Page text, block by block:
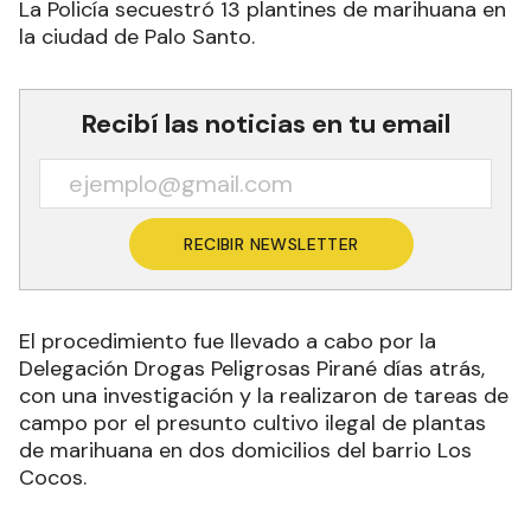
La Policía secuestró 13 plantines de marihuana en
la ciudad de Palo Santo.
Recibí las noticias en tu email
RECIBIR NEWSLETTER
El procedimiento fue llevado a cabo por la
Delegación Drogas Peligrosas Pirané días atrás,
con una investigación y la realizaron de tareas de
campo por el presunto cultivo ilegal de plantas
de marihuana en dos domicilios del barrio Los
Cocos.